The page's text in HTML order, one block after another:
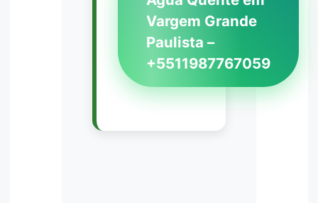
Vargem Grande
Paulista –
+5511987767059